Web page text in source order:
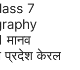
7
प्रदेश केरल